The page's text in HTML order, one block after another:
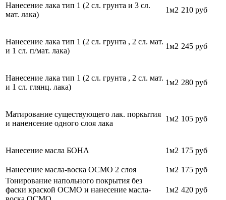
Нанесение лака тип 1 (2 сл. грунта и 3 сл.
мат. лака)
1м2 210 руб
Нанесение лака тип 1 (2 сл. грунта , 2 сл. мат.
и 1 сл. п/мат. лака)
1м2 245 руб
Нанесение лака тип 1 (2 сл. грунта , 2 сл. мат.
и 1 сл. глянц. лака)
1м2 280 руб
Матирование существующего лак. поркытия
и наненсение одного слоя лака
1м2 105 руб
Нанесение масла БОНА 1м2 175 руб
Нанесение масла-воска ОСМО 2 слоя 1м2 175 руб
Тонирование напольного покрытия без
фаски краской ОСМО и нанесение масла-
1м2 420 руб